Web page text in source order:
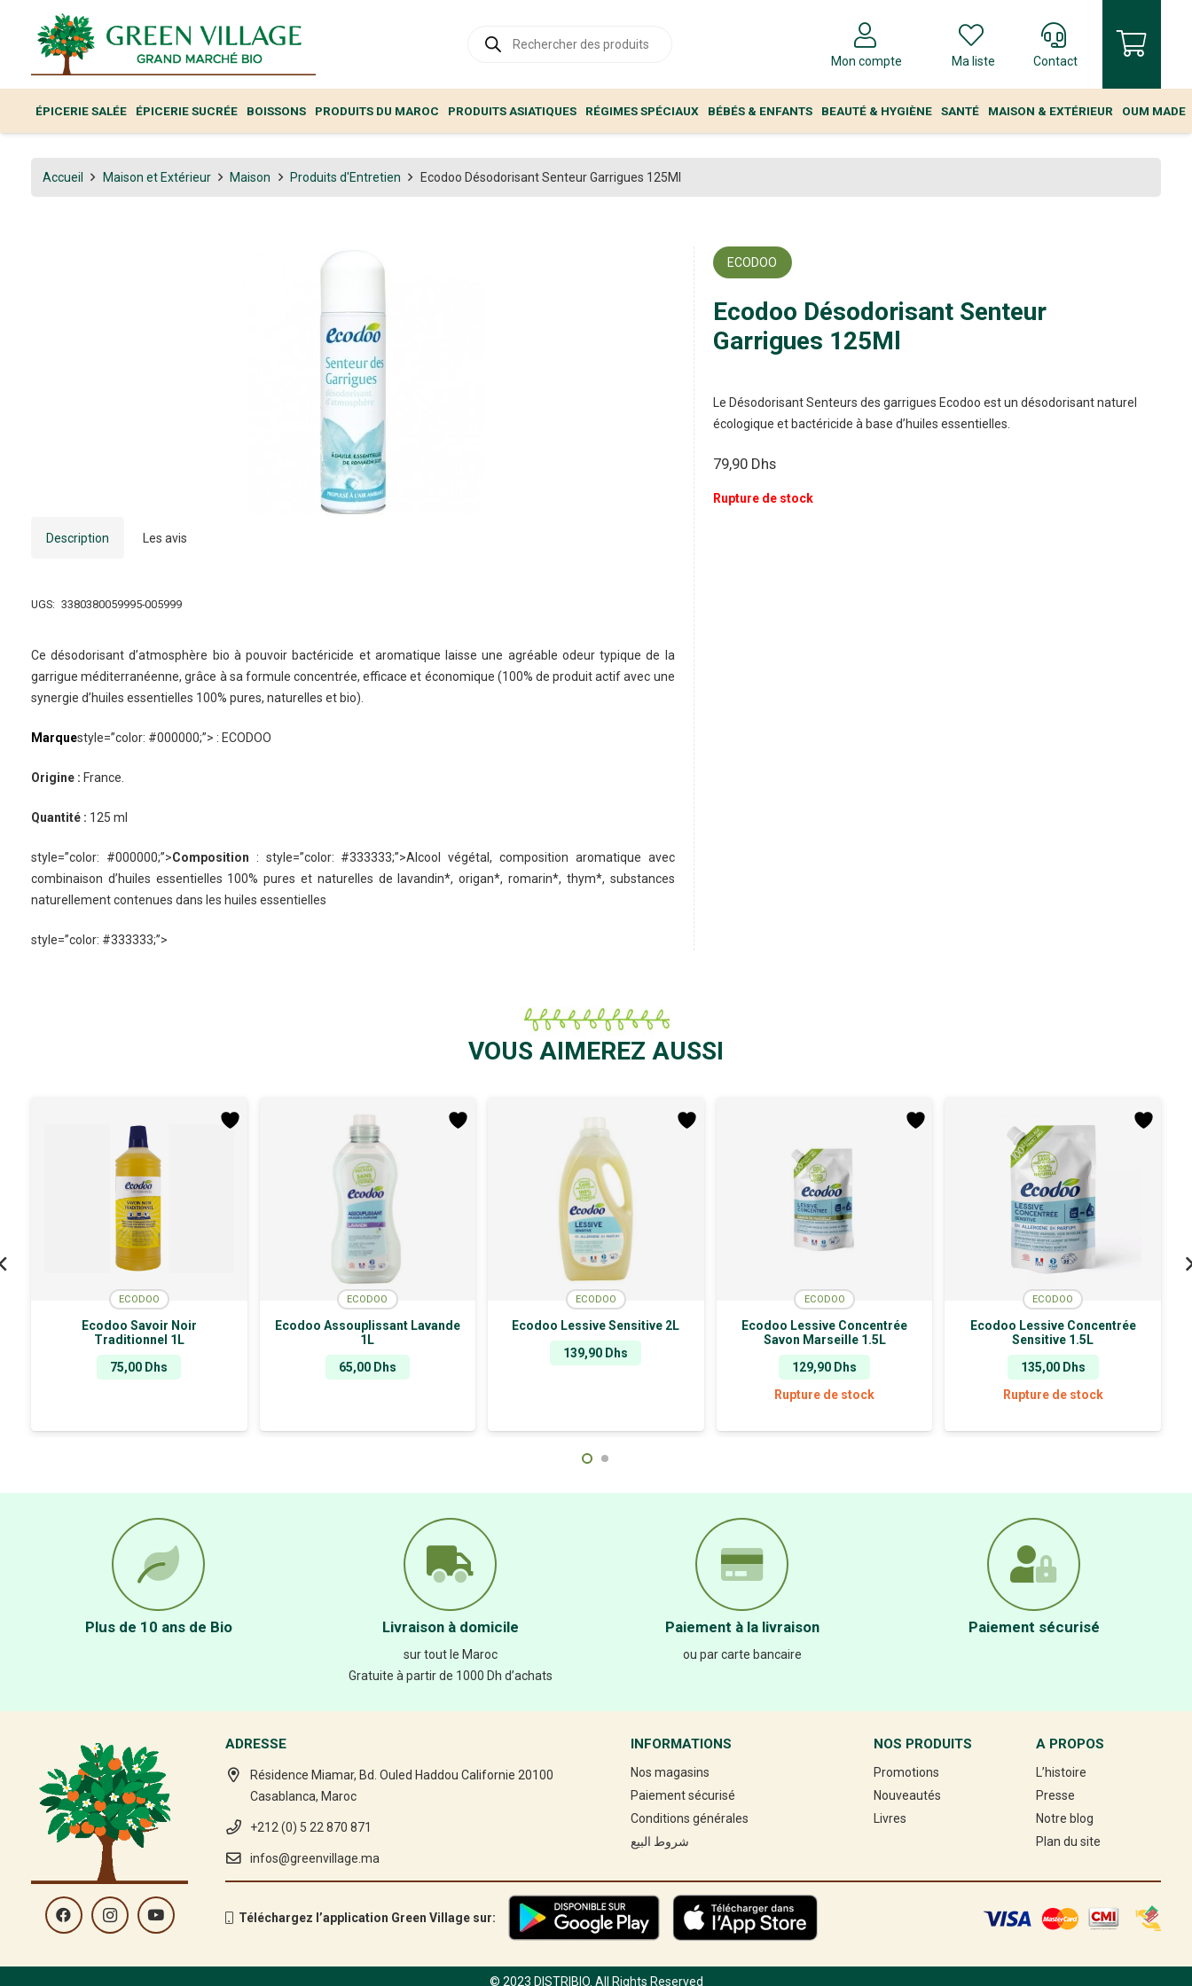
produits
Mon compte Ma liste Contact
ÉPICERIE SALÉE ÉPICERIE SUCRÉE BOISSONS PRODUITS DU MAROC PRODUITS ASIATIQUES RÉGIMES SPÉCIAUX BÉBÉS & ENFANTS BEAUTÉ & HYGIÈNE SANTÉ MAISON & EXTÉRIEUR OUM MADE
Accueil Maison et Extérieur Maison Produits d'Entretien Ecodoo Désodorisant Senteur Garrigues 125Ml
Description Les avis
UGS: 3380380059995-005999
Ce désodorisant d’atmosphère bio à pouvoir bactéricide et aromatique laisse une agréable odeur typique de la
garrigue méditerranéenne, grâce à sa formule concentrée, efficace et économique (100% de produit actif avec une
synergie d’huiles essentielles 100% pures, naturelles et bio).
Marquestyle=”color: #000000;”> : ECODOO
Origine : France.
Quantité : 125 ml
style=”color: #000000;”>Composition : style=”color: #333333;”>Alcool végétal, composition aromatique avec
combinaison d’huiles essentielles 100% pures et naturelles de lavandin*, origan*, romarin*, thym*, substances
naturellement contenues dans les huiles essentielles
style=”color: #333333;”>
ECODOO
Ecodoo Désodorisant Senteur
Garrigues 125Ml
Le Désodorisant Senteurs des garrigues Ecodoo est un désodorisant naturel
écologique et bactéricide à base d’huiles essentielles.
79,90 Dhs
Rupture de stock
VOUS AIMEREZ AUSSI
ECODOO
Ecodoo Savoir Noir
Traditionnel 1L
75,00 Dhs
ECODOO
Ecodoo Assouplissant Lavande
1L
65,00 Dhs
ECODOO
Ecodoo Lessive Sensitive 2L
139,90 Dhs
ECODOO
Ecodoo Lessive Concentrée
Savon Marseille 1.5L
129,90 Dhs
Rupture de stock
ECODOO
Ecodoo Lessive Concentrée
Sensitive 1.5L
135,00 Dhs
Rupture de stock
Plus de 10 ans de Bio Livraison à domicile
sur tout le Maroc
Gratuite à partir de 1000 Dh d’achats
Paiement à la livraison
ou par carte bancaire
Paiement sécurisé
ADRESSE
Résidence Miamar, Bd. Ouled Haddou Californie 20100
Casablanca, Maroc
+212 (0) 5 22 870 871
infos@greenvillage.ma
INFORMATIONS
Nos magasins
Paiement sécurisé
Conditions générales
شروط البيع
NOS PRODUITS
Promotions
Nouveautés
Livres
A PROPOS
L’histoire
Presse
Notre blog
Plan du site
Téléchargez l’application Green Village sur:
© 2023 DISTRIBIO. All Rights Reserved